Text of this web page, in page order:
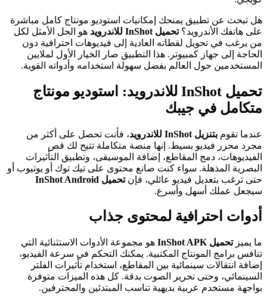
هل تبحث عن تطبيق يمنحك إمكانيات استوديو مونتاج كامل مباشرة
على هاتفك الأندرويد؟تحميل InShot للاندرويد
هو الحل الأمثل لكل
من يرغب في تحويل لقطاته العادية إلى فيديوهات احترافية دون
الحاجة إلى جهاز كمبيوتر. هذا التطبيق صار الخيار الأول لملايين
المستخدمين حول العالم بفضل سهولة استخدامه وأدواته القوية.
تحميل InShot للاندرويد: استوديو مونتاج
متكامل في جيبك
عندما تقوم بتنزيل InShot للاندرويد
، فأنت تحصل على أكثر من
مجرد محرر فيديو بسيط. إنها منصة متكاملة تتيح لك قص
الفيديوهات، دمج المقاطع، إضافة الموسيقى، وتطبيق التأثيرات
البصرية المذهلة. سواء كنت صانع محتوى على تيك توك أو يوتيوب أو
حتى ترغب بتعديل فيديو عائلي، فإنتحميل InShot Android
سيجعل عملك أسهل وأسرع.
أدوات احترافية لمحتوى جذاب
ما يميزتحميل InShot APK
هو مجموعة الأدوات الاستثنائية التي
تنافس برامج المونتاج المكتبية. يمكنك التحكم في سرعة الفيديو،
إضافة انتقالات سينمائية بين المقاطع، استخدام تأثيرات الفلتر
السينمائي، وحتى تحرير الصوت بدقة. كل هذه الميزات متوفرة
بواجهة مستخدم عربية بديهية تناسب المبتدئين والمحترفين.